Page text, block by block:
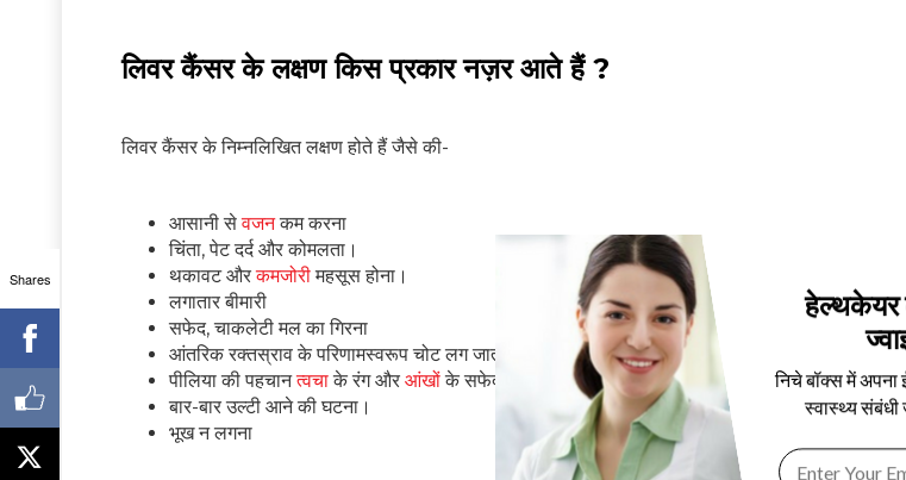
लिवर कैंसर के लक्षण किस प्रकार नज़र आते हैं ?
लिवर कैंसर के निम्नलिखित लक्षण होते हैं जैसे की-
आसानी सेवजनकम करना
चिंता, पेट दर्द और कोमलता।
थकावट औरकमजोरीमहसूस होना।
लगातार बीमारी
सफेद, चाकलेटी मल का गिरना
आंतरिक रक्तस्राव के परिणामस्वरूप चोट लग जाती है।
पीलिया की पहचानत्वचाके रंग और आंखोंके सफेद भाग में बदलाव से होती है।
बार-बार उल्टी आने की घटना।
भूख न लगना
Shares
हेल्थकेयर
निचे बॉक्स में अपना
स्वास्थ्य